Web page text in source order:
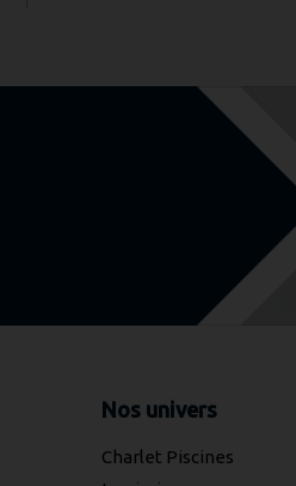
Nos univers
Charlet Piscines